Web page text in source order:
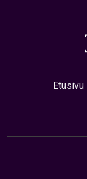
Etusivu